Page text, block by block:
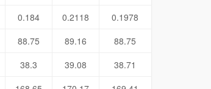
0.184 0.2118
0.1978
88.75 89.16
88.75
38.3 39.08
38.71